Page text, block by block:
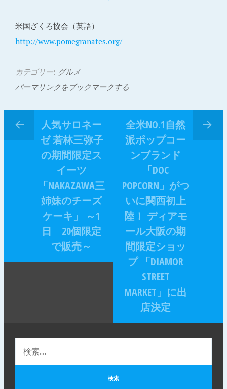
米国ざくろ協会（英語）
http://www.pomegranates.org/
カテゴリー: グルメ
パーマリンクをブックマークする
人気サロネー
ゼ 若林三弥子
の期間限定ス
イーツ
「NAKAZAWA三
姉妹のチーズ
ケーキ」 ～1
日 20個限定
で販売～
全米NO.1自然
派ポップコー
ンブランド
「DOC
POPCORN」がつ
いに関西初上
陸！ ディアモ
ール大阪の期
間限定ショッ
プ 「DIAMOR
STREET
MARKET」に出
店決定